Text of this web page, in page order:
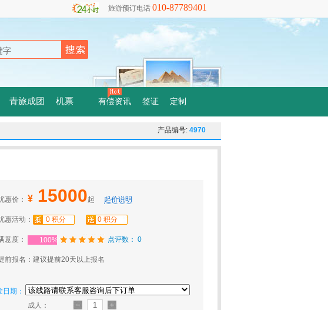
旅游预订电话 010-87789401
青旅成团 机票 有偿资讯 签证 定制
产品编号: 4970
惠价： ¥ 15000起 起价说明
惠活动： 0 积分 0 积分
意度： 100% 点评数： 0
前报名：建议提前20天以上报名
日期：
成人：